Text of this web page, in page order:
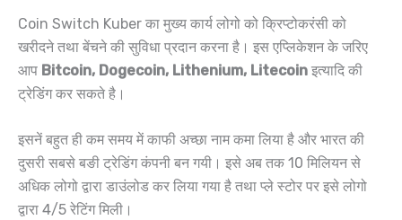
Coin Switch Kuber का मुख्य कार्य लोगो को क्रिप्टोकरंसी को
खरीदने तथा बेंचने की सुविधा प्रदान करना है। इस एप्लिकेशन के जरिए
आप Bitcoin, Dogecoin, Lithenium, Litecoin इत्यादि की
ट्रेडिंग कर सकते है।
इसनें बहुत ही कम समय में काफी अच्छा नाम कमा लिया है और भारत की
दुसरी सबसे बङी ट्रेडिंग कंपनी बन गयी। इसे अब तक 10 मिलियन से
अधिक लोगो द्वारा डाउंलोड कर लिया गया है तथा प्ले स्टोर पर इसे लोगो
द्वारा 4/5 रेटिंग मिली।